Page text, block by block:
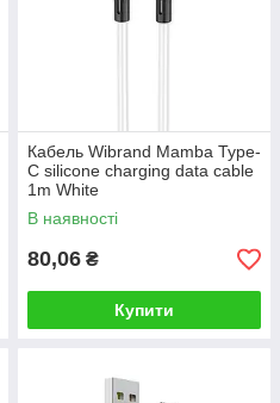
Кабель Wibrand Mamba Type-
C silicone charging data cable
1m White
В наявності
80,06 ₴
Купити